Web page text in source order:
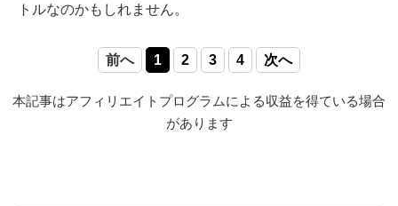
トルなのかもしれません。
前へ 1 2 3 4 次へ
本記事はアフィリエイトプログラムによる収益を得ている場合
があります